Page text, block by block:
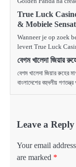
True Luck
& Mobiele
Wanneer je op zoek
levert True Luck
বেগম খালেদা জিয়ার
বেগম খালেদা জিয়ার রুহের
বাংলাদেশের বহুদলীয়
Leave a Reply
Your email
are marked *